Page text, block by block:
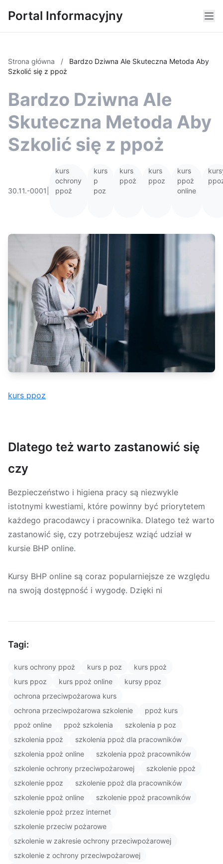
Portal Informacyjny
Strona główna /
Bardzo Dziwna Ale Skuteczna Metoda Aby
Szkolić się z ppoż
Bardzo Dziwna Ale
Skuteczna Metoda Aby
Szkolić się z ppoż
30.11.-0001
kurs
ochrony
ppoż
kurs
p
poz
kurs
ppoż
kurs
ppoz
kurs
ppoż
online
kurs ppoz
Dlatego też warto zastanowić się
czy
Bezpieczeństwo i higiena pracy są niezwykle
istotnymi kwestiami, które powinny być priorytetem
każdego pracodawcy i pracownika. Dlatego też warto
zastanowić się, czy potrzebujesz wziąć udział w
kursie BHP online.
Kursy BHP online są coraz popularniejsze ze względu
na swoją dostępność i wygodę. Dzięki ni
Tagi:
kurs ochrony ppoż kurs p poz
kurs ppoż
kurs ppoz
kurs ppoż online
kursy ppoz
ochrona przeciwpożarowa kurs
ochrona przeciwpożarowa szkolenie
ppoż kurs
ppoż online
ppoż szkolenia
szkolenia p poz
szkolenia ppoż
szkolenia ppoż dla pracowników
szkolenia ppoż online
szkolenia ppoż pracowników
szkolenie ochrony przeciwpożarowej
szkolenie ppoż
szkolenie ppoz
szkolenie ppoż dla pracowników
szkolenie ppoż online
szkolenie ppoż pracowników
szkolenie ppoż przez internet
szkolenie przeciw pożarowe
szkolenie w zakresie ochrony przeciwpożarowej
szkolenie z ochrony przeciwpożarowej